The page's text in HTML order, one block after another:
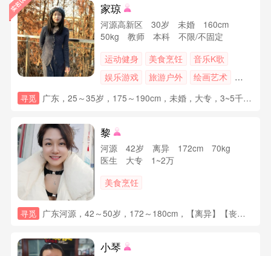
家琼
河源高新区 30岁 未婚 160cm
50kg 教师 本科 不限/不固定
运动健身
美食烹饪
音乐K歌
娱乐游戏
旅游户外
绘画艺术
舞蹈瑜伽
摄影视频
寻觅 广东，25～35岁，175～190cm，未婚，大专，3~5千，有能力购房，需要时购置，未育，其他要求：民主平等最重要懂得聆懂得合作具有付出支持负责任承诺欣赏等品质热爱生活热爱工作热爱健身对生活充满希望
黎
河源 42岁 离异 172cm 70kg
医生 大专 1~2万
美食烹饪
寻觅 广东河源，42～50岁，172～180cm，【离异】【丧偶】，大专，1~2万，已购房(有贷款)，已购车(经济型)，情况
小琴